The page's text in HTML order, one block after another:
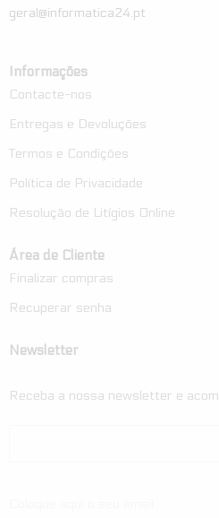
geral@informatica24.pt
Informações
Contacte-nos
Entregas e Devoluções
Termos e Condições
Política de Privacidade
Resolução de Litígios Online
Área de Cliente
Finalizar compras
Recuperar senha
Newsletter
Receba a nossa newsletter e